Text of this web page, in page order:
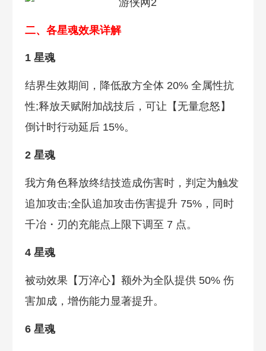
二、各星魂效果详解
1 星魂
结界生效期间，降低敌方全体 20% 全属性抗
性;释放天赋附加战技后，可让【无量怠怒】
倒计时行动延后 15%。
2 星魂
我方角色释放终结技造成伤害时，判定为触发
追加攻击;全队追加攻击伤害提升 75%，同时
千冶・刃的充能点上限下调至 7 点。
4 星魂
被动效果【万淬心】额外为全队提供 50% 伤
害加成，增伤能力显著提升。
6 星魂